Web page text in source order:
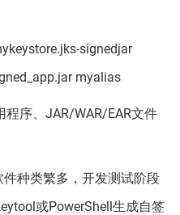
signedjar
myalias
序、JAR/WAR/EAR文件
种类繁多，开发测试阶段
或PowerShell生成自签